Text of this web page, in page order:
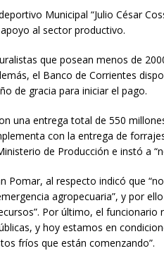
Municipal “Julio César
al sector productivo.
que posean menos de
el Banco de Corrientes
de gracia para iniciar el pago.
una entrega total de 550
con la entrega de
de Producción e instó a
Pomar, al respecto indicó que
agropecuaria”, y por
Por último, el funcionario
y hoy estamos en
fríos que están comenzando”.